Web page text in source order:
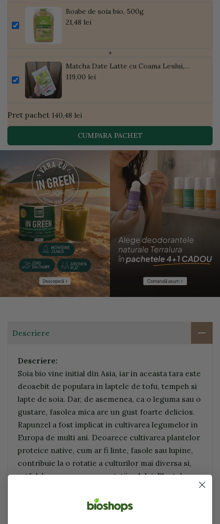
Boabe de soia bio, 500g
21,48 lei
+
Matcha Date Latte cu Coama Leului,
Pudră de Curmale și Ghimbir, ECO, 300g
119,00 lei
Pret pachet 140,48 lei
CUMPARA PACHET
Descriere
Descriere:
Soia bio vine initial din Asia, iar in aceasta tara este
deosebit de populara in laptele de tofu, tempeh si
lapte de soia. Dar, de asemenea, ca o leguma sau o
gustare, fasolea mica are un gust foarte delicios.
Rapunzel a fost implicat in cultivarea legumelor in
Europa de multi ani. Deoarece cultivarea plantelor
proteice native, cum ar fi linte, fasole sau lupine,
contribuie la o rotatie a culturilor mai diversa si,
astfel, la conservarea sanatatii solului. Plantele
azotate in timpul cultivarii si, astfel, reduc povara
asupra solului. in acelasi timp, ele promoveaza